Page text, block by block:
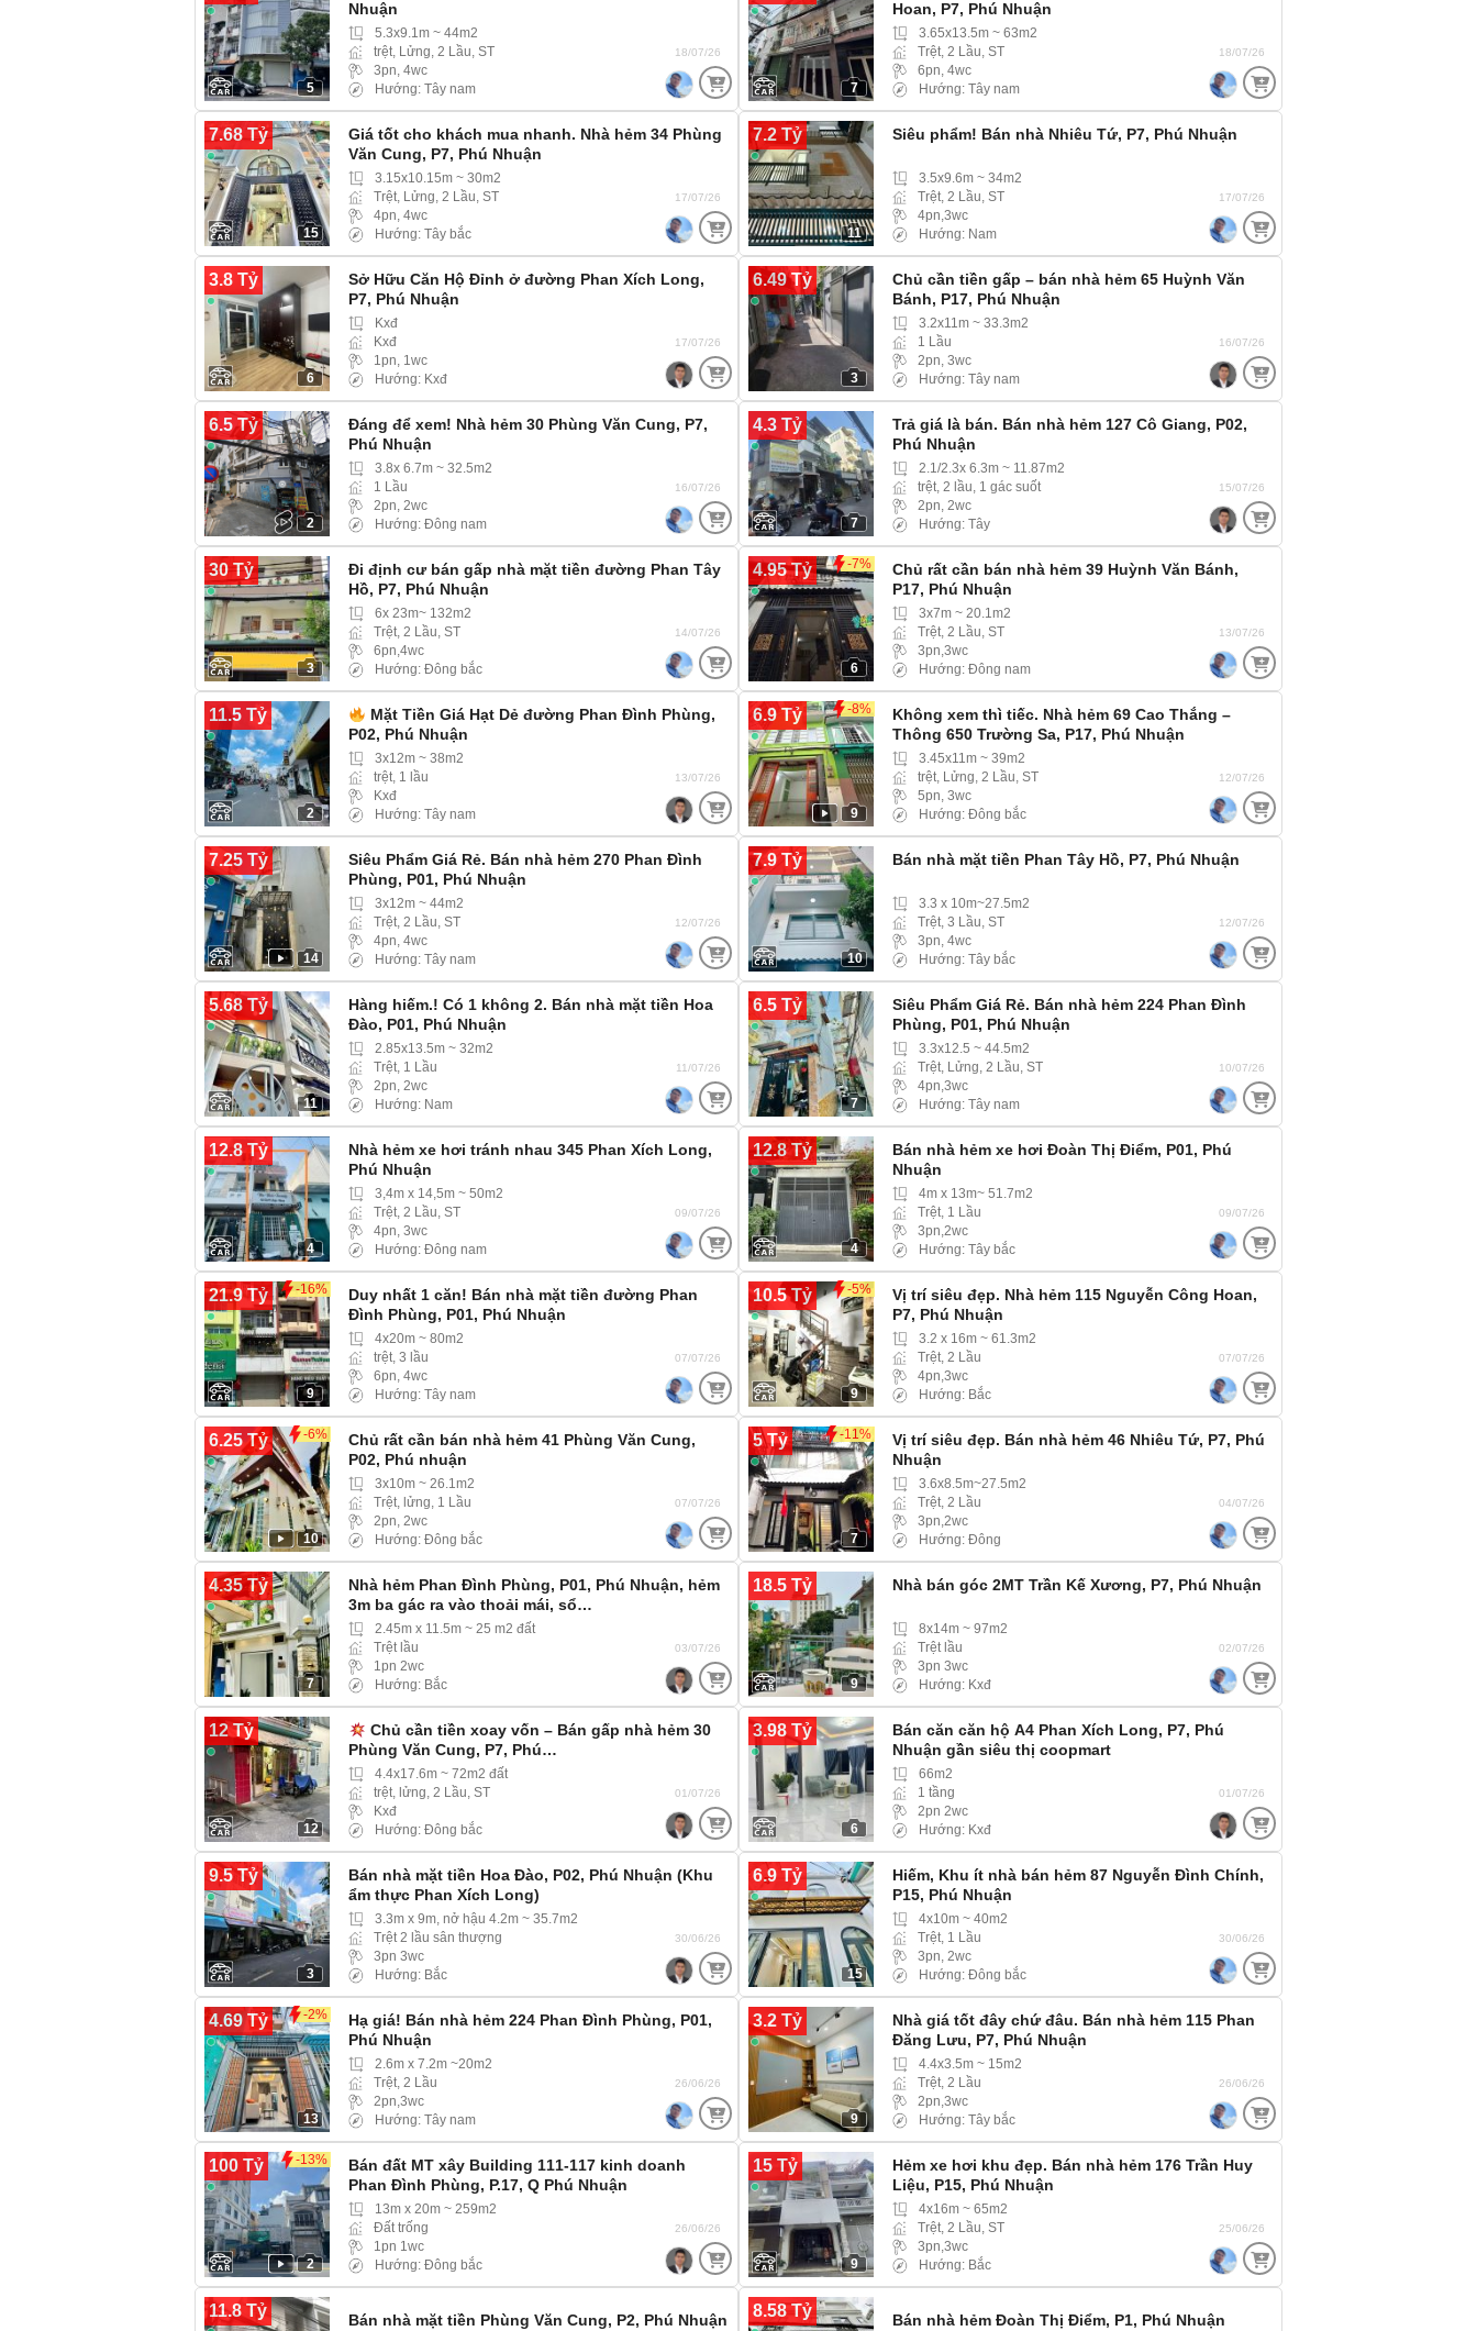
5
Nhuận
5.3x9.1m ~ 44m2
trệt, Lửng, 2 Lầu, ST
3pn, 4wc
Hướng: Tây nam
18/07/26
7
Hoan, P7, Phú Nhuận
3.65x13.5m ~ 63m2
Trệt, 2 Lầu, ST
6pn, 4wc
Hướng: Tây nam
18/07/26
7.68 Tỷ
15
Giá tốt cho khách mua nhanh. Nhà hẻm 34 Phùng
Văn Cung, P7, Phú Nhuận
3.15x10.15m ~ 30m2
Trệt, Lửng, 2 Lầu, ST
4pn, 4wc
Hướng: Tây bắc
17/07/26
7.2 Tỷ
11
Siêu phẩm! Bán nhà Nhiêu Tứ, P7, Phú Nhuận
3.5x9.6m ~ 34m2
Trệt, 2 Lầu, ST
4pn,3wc
Hướng: Nam
17/07/26
3.8 Tỷ
6
Sở Hữu Căn Hộ Đỉnh ở đường Phan Xích Long,
P7, Phú Nhuận
Kxđ
Kxđ
1pn, 1wc
Hướng: Kxđ
17/07/26
6.49 Tỷ
3
Chủ cần tiền gấp – bán nhà hẻm 65 Huỳnh Văn
Bánh, P17, Phú Nhuận
3.2x11m ~ 33.3m2
1 Lầu
2pn, 3wc
Hướng: Tây nam
16/07/26
6.5 Tỷ
2
Đáng để xem! Nhà hẻm 30 Phùng Văn Cung, P7,
Phú Nhuận
3.8x 6.7m ~ 32.5m2
1 Lầu
2pn, 2wc
Hướng: Đông nam
16/07/26
4.3 Tỷ
7
Trả giá là bán. Bán nhà hẻm 127 Cô Giang, P02,
Phú Nhuận
2.1/2.3x 6.3m ~ 11.87m2
trệt, 2 lầu, 1 gác suốt
2pn, 2wc
Hướng: Tây
15/07/26
30 Tỷ
3
Đi định cư bán gấp nhà mặt tiền đường Phan Tây
Hồ, P7, Phú Nhuận
6x 23m~ 132m2
Trệt, 2 Lầu, ST
6pn,4wc
Hướng: Đông bắc
14/07/26
4.95 Tỷ -7%
6
Chủ rất cần bán nhà hẻm 39 Huỳnh Văn Bánh,
P17, Phú Nhuận
3x7m ~ 20.1m2
Trệt, 2 Lầu, ST
3pn,3wc
Hướng: Đông nam
13/07/26
11.5 Tỷ
2
Mặt Tiền Giá Hạt Dẻ đường Phan Đình Phùng,
P02, Phú Nhuận
3x12m ~ 38m2
trệt, 1 lầu
Kxđ
Hướng: Tây nam
13/07/26
6.9 Tỷ -8%
9
Không xem thì tiếc. Nhà hẻm 69 Cao Thắng –
Thông 650 Trường Sa, P17, Phú Nhuận
3.45x11m ~ 39m2
trệt, Lửng, 2 Lầu, ST
5pn, 3wc
Hướng: Đông bắc
12/07/26
7.25 Tỷ
14
Siêu Phẩm Giá Rẻ. Bán nhà hẻm 270 Phan Đình
Phùng, P01, Phú Nhuận
3x12m ~ 44m2
Trệt, 2 Lầu, ST
4pn, 4wc
Hướng: Tây nam
12/07/26
7.9 Tỷ
10
Bán nhà mặt tiền Phan Tây Hồ, P7, Phú Nhuận
3.3 x 10m~27.5m2
Trệt, 3 Lầu, ST
3pn, 4wc
Hướng: Tây bắc
12/07/26
5.68 Tỷ
11
Hàng hiếm.! Có 1 không 2. Bán nhà mặt tiền Hoa
Đào, P01, Phú Nhuận
2.85x13.5m ~ 32m2
Trệt, 1 Lầu
2pn, 2wc
Hướng: Nam
11/07/26
6.5 Tỷ
7
Siêu Phẩm Giá Rẻ. Bán nhà hẻm 224 Phan Đình
Phùng, P01, Phú Nhuận
3.3x12.5 ~ 44.5m2
Trệt, Lửng, 2 Lầu, ST
4pn,3wc
Hướng: Tây nam
10/07/26
12.8 Tỷ
4
Nhà hẻm xe hơi tránh nhau 345 Phan Xích Long,
Phú Nhuận
3,4m x 14,5m ~ 50m2
Trệt, 2 Lầu, ST
4pn, 3wc
Hướng: Đông nam
09/07/26
12.8 Tỷ
4
Bán nhà hẻm xe hơi Đoàn Thị Điểm, P01, Phú
Nhuận
4m x 13m~ 51.7m2
Trệt, 1 Lầu
3pn,2wc
Hướng: Tây bắc
09/07/26
21.9 Tỷ -16%
9
Duy nhất 1 căn! Bán nhà mặt tiền đường Phan
Đình Phùng, P01, Phú Nhuận
4x20m ~ 80m2
trệt, 3 lầu
6pn, 4wc
Hướng: Tây nam
07/07/26
10.5 Tỷ -5%
9
Vị trí siêu đẹp. Nhà hẻm 115 Nguyễn Công Hoan,
P7, Phú Nhuận
3.2 x 16m ~ 61.3m2
Trệt, 2 Lầu
4pn,3wc
Hướng: Bắc
07/07/26
6.25 Tỷ -6%
10
Chủ rất cần bán nhà hẻm 41 Phùng Văn Cung,
P02, Phú nhuận
3x10m ~ 26.1m2
Trệt, lửng, 1 Lầu
2pn, 2wc
Hướng: Đông bắc
07/07/26
5 Tỷ -11%
7
Vị trí siêu đẹp. Bán nhà hẻm 46 Nhiêu Tứ, P7, Phú
Nhuận
3.6x8.5m~27.5m2
Trệt, 2 Lầu
3pn,2wc
Hướng: Đông
04/07/26
4.35 Tỷ
7
Nhà hẻm Phan Đình Phùng, P01, Phú Nhuận, hẻm
3m ba gác ra vào thoải mái, sổ…
2.45m x 11.5m ~ 25 m2 đất
Trệt lầu
1pn 2wc
Hướng: Bắc
03/07/26
18.5 Tỷ
9
Nhà bán góc 2MT Trần Kế Xương, P7, Phú Nhuận
8x14m ~ 97m2
Trệt lầu
3pn 3wc
Hướng: Kxđ
02/07/26
12 Tỷ
12
Chủ cần tiền xoay vốn – Bán gấp nhà hẻm 30
Phùng Văn Cung, P7, Phú…
4.4x17.6m ~ 72m2 đất
trệt, lửng, 2 Lầu, ST
Kxđ
Hướng: Đông bắc
01/07/26
3.98 Tỷ
6
Bán căn căn hộ A4 Phan Xích Long, P7, Phú
Nhuận gần siêu thị coopmart
66m2
1 tầng
2pn 2wc
Hướng: Kxđ
01/07/26
9.5 Tỷ
3
Bán nhà mặt tiền Hoa Đào, P02, Phú Nhuận (Khu
ẩm thực Phan Xích Long)
3.3m x 9m, nở hậu 4.2m ~ 35.7m2
Trệt 2 lầu sân thượng
3pn 3wc
Hướng: Bắc
30/06/26
6.9 Tỷ
15
Hiếm, Khu ít nhà bán hẻm 87 Nguyễn Đình Chính,
P15, Phú Nhuận
4x10m ~ 40m2
Trệt, 1 Lầu
3pn, 2wc
Hướng: Đông bắc
30/06/26
4.69 Tỷ -2%
13
Hạ giá! Bán nhà hẻm 224 Phan Đình Phùng, P01,
Phú Nhuận
2.6m x 7.2m ~20m2
Trệt, 2 Lầu
2pn,3wc
Hướng: Tây nam
26/06/26
3.2 Tỷ
9
Nhà giá tốt đây chứ đâu. Bán nhà hẻm 115 Phan
Đăng Lưu, P7, Phú Nhuận
4.4x3.5m ~ 15m2
Trệt, 2 Lầu
2pn,3wc
Hướng: Tây bắc
26/06/26
100 Tỷ -13%
2
Bán đất MT xây Building 111-117 kinh doanh
Phan Đình Phùng, P.17, Q Phú Nhuận
13m x 20m ~ 259m2
Đất trống
1pn 1wc
Hướng: Đông bắc
26/06/26
15 Tỷ
9
Hẻm xe hơi khu đẹp. Bán nhà hẻm 176 Trần Huy
Liệu, P15, Phú Nhuận
4x16m ~ 65m2
Trệt, 2 Lầu, ST
3pn,3wc
Hướng: Bắc
25/06/26
11.8 Tỷ
Bán nhà mặt tiền Phùng Văn Cung, P2, Phú Nhuận
8.58 Tỷ
Bán nhà hẻm Đoàn Thị Điểm, P1, Phú Nhuận